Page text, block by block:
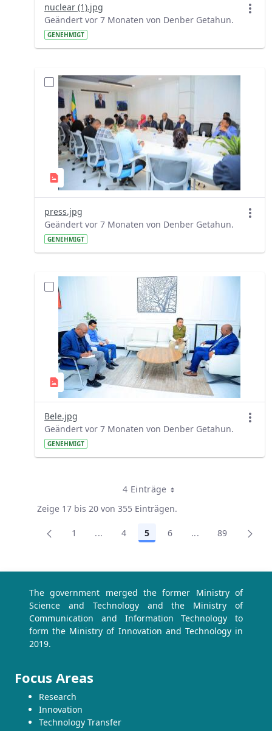
nuclear (1).jpg
Geändert vor 7 Monaten von Denber Getahun.
GENEHMIGT
press.jpg
Geändert vor 7 Monaten von Denber Getahun.
GENEHMIGT
Bele.jpg
Geändert vor 7 Monaten von Denber Getahun.
GENEHMIGT
4 EinträgePro Seite
Zeige 17 bis 20 von 355 Einträgen.
Seite
1 ...Zwischenseiten Navigieren mit TAB-
Seite
4 Seite
5 Seite
6 ...Zwischenseiten
Seite
89
The government merged the former Ministry of
Science and Technology and the Ministry of
Communication and Information Technology to
form the Ministry of Innovation and Technology in
2019.
Focus Areas
Research
Innovation
Technology Transfer